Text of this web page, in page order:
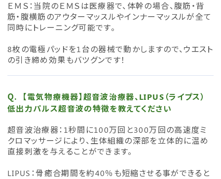
ＥＭＳ：当院のＥＭＳは医療器で、体幹の場合、腹筋・背
筋・腹横筋のアウターマッスルやインナーマッスルが全て
同時にトレーニング可能です。
8枚の電極パッドを1台の器械で動かしますので、ウエスト
の引き締め効果もバツグンです！
【電気物療機器】超音波治療器、LIPUS（ライプス）
低出力パルス超音波の特徴を教えてください
超音波治療器：1秒間に100万回と300万回の高速度ミ
クロマッサージにより、生体組織の深部を立体的に温め
直接刺激を与えることができます。
LIPUS：骨癒合期間を約40％も短縮させる事ができると